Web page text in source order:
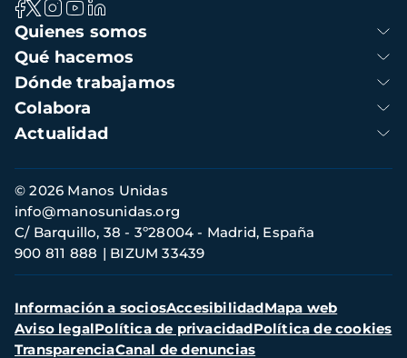
Navegación
principal
Quienes somos
Qué hacemos
Dónde trabajamos
Colabora
Actualidad
Información
de
contacto
© 2026 Manos Unidas
C/ Barquillo, 38 - 3º28004 - Madrid, España
900 811 888
BIZUM 33439
info@manosunidas.org
Menú
secundario
Información a sociosAccesibilidadMapa web
Aviso legalPolítica de privacidadPolítica de cookies
TransparenciaCanal de denuncias